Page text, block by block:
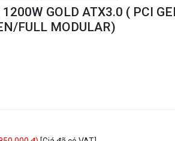
GOLD ATX3.0 ( PCI
FULL MODULAR)